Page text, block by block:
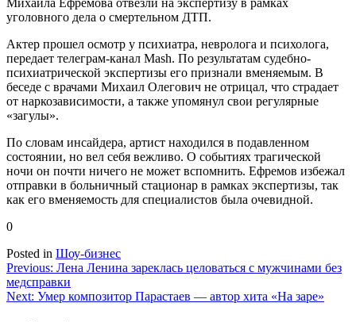
уголовного дела о смертельном ДТП.
Актер прошел осмотр у психиатра, невролога и психолога,
передает телеграм-канал Mash. По результатам судебно-
психиатрической экспертизы его признали вменяемым. В
беседе с врачами Михаил Олегович не отрицал, что страдает
от наркозависимости, а также упомянул свои регулярные
«загулы».
По словам инсайдера, артист находился в подавленном
состоянии, но вел себя вежливо. О событиях трагической
ночи он почти ничего не может вспомнить. Ефремов избежал
отправки в больничный стационар в рамках экспертизы, так
как его вменяемость для специалистов была очевидной.
0
Posted in Шоу-бизнес
Навигация
по
Previous: Лена Ленина зареклась целоваться с мужчинами без
медсправки
Next: Умер композитор Парастаев — автор хита «На заре»